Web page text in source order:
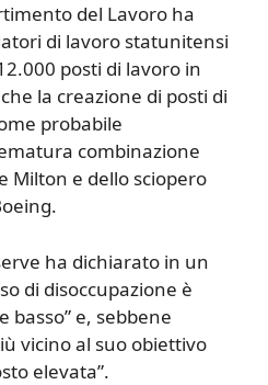
del Lavoro ha
di lavoro statunitensi
posti di lavoro in
la creazione di posti di
probabile
combinazione
Milton e dello sciopero
ha dichiarato in un
di disoccupazione è
e, sebbene
vicino al suo obiettivo
elevata”.